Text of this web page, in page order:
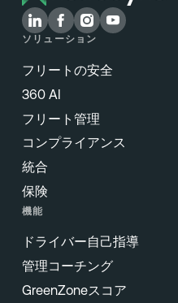
ソリューション
フリートの安全
360 AI
フリート管理
コンプライアンス
統合
保険
機能
ドライバー自己指導
管理コーチング
GreenZoneスコア